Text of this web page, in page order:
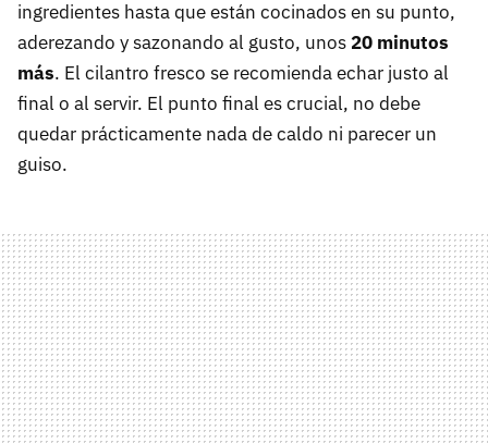
ingredientes hasta que están cocinados en su punto,
aderezando y sazonando al gusto, unos 20 minutos
más. El cilantro fresco se recomienda echar justo al
final o al servir. El punto final es crucial, no debe
quedar prácticamente nada de caldo ni parecer un
guiso.